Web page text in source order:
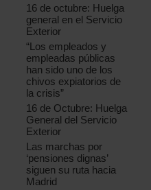
16 de octubre: Huelga
general en el Servicio
Exterior
“Los empleados y
empleadas públicas
han sido uno de los
chivos expiatorios de
la crisis”
16 de Octubre: Huelga
General del Servicio
Exterior
Las marchas por
‘pensiones dignas’
siguen su ruta hacia
Madrid